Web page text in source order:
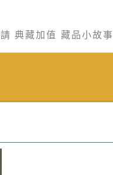
典藏加值 藏品小故事